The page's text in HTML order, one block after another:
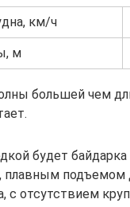
км/ч
м
большей чем
будет
плавным
отсутствием